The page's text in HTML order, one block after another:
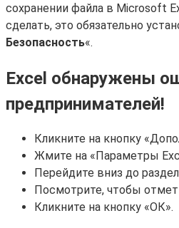
сохранении файла в Microsoft
сделать, это обязательно
Безопасность«.
Excel обнаружены
предпринимателей!
Кликните на кнопку
Жмите на «Параметры
Перейдите вниз до
Посмотрите, чтобы
Кликните на кнопку «ОК».